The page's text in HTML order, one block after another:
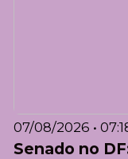
07/08/2026 •
Senado no